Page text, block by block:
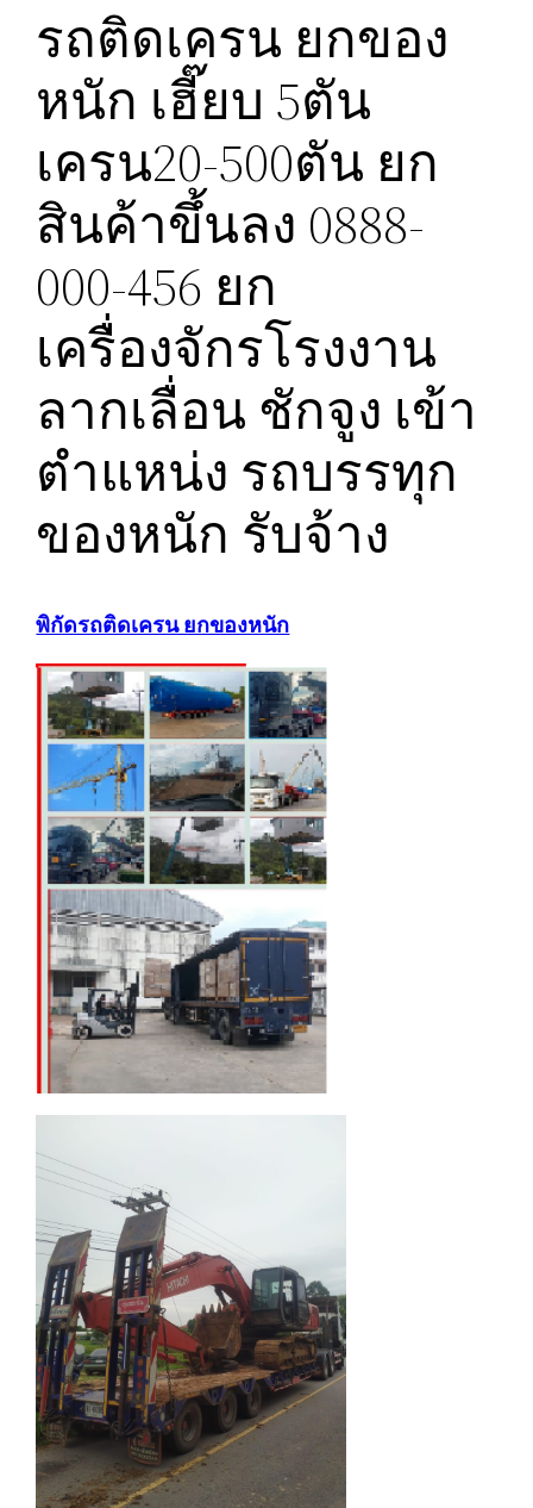
รถติดเครน ยกของ
หนัก เฮี๊ยบ 5ตัน
เครน20-500ตัน ยก
สินค้าขึ้นลง 0888-
000-456 ยก
เครื่องจักรโรงงาน
ลากเลื่อน ชักจูง เข้า
ตำแหน่ง รถบรรทุก
ของหนัก รับจ้าง
พิกัดรถติดเครน ยกของหนัก